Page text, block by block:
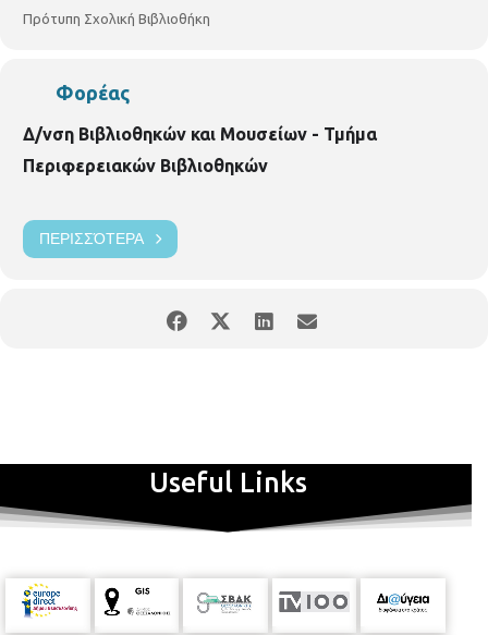
Πρότυπη Σχολική Βιβλιοθήκη
Φορέας
Δ/νση Βιβλιοθηκών και Μουσείων - Τμήμα
Περιφερειακών Βιβλιοθηκών
ΠΕΡΙΣΣΌΤΕΡΑ
Useful Links